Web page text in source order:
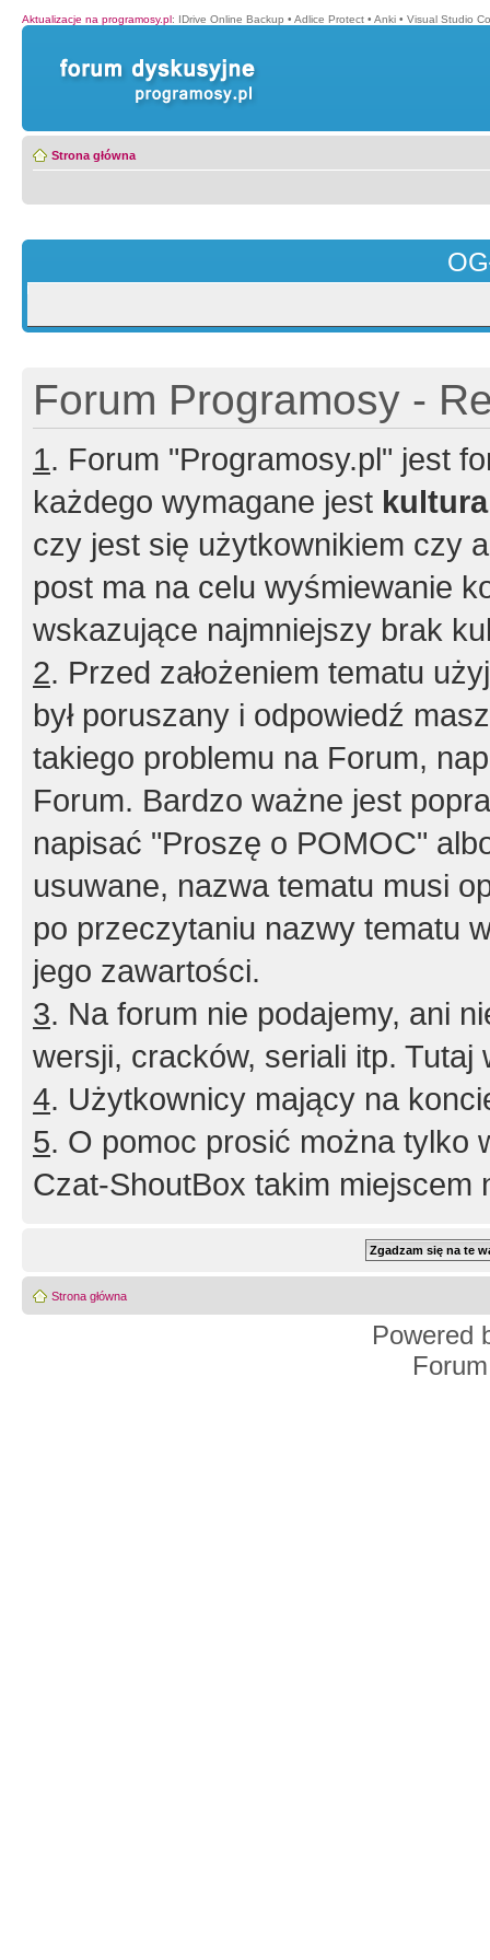
Aktualizacje na programosy.pl: IDrive Online Backup • Adlice Protect • Anki • Visual Studio
Strona główna
Forum Programosy -
1. Forum "Programosy.pl" jest
każdego wymagane jest
czy jest się użytkownikiem czy
post ma na celu wyśmiewanie
wskazujące najmniejszy brak
2. Przed założeniem tematu
był poruszany i odpowiedź
takiego problemu na Forum,
Forum. Bardzo ważne jest
napisać "Proszę o POMOC"
usuwane, nazwa tematu musi
po przeczytaniu nazwy tematu
jego zawartości.
3. Na forum nie podajemy, ani
wersji, cracków, seriali itp. Tutaj
4. Użytkownicy mający na
5. O pomoc prosić można tylko
Czat-ShoutBox takim miejscem
Strona główna
Powered